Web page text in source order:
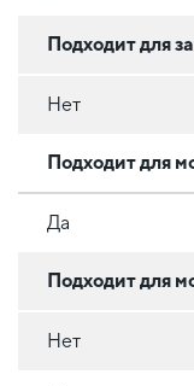
Подходит для
Нет
Подходит для
Да
Подходит для
Нет